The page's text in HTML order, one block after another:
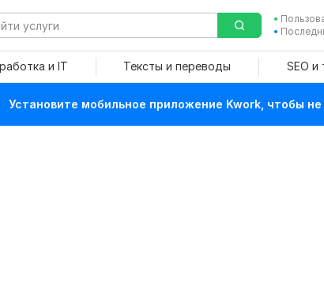
и IT Тексты и переводы SEO и
Установите мобильное приложение Kwork, чтобы